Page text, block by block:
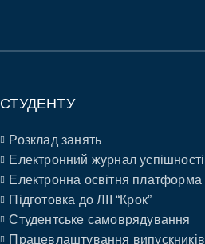
СТУДЕНТУ
Розклад занять
Електронний журнал успішності
Електронна освітня платформа
Підготовка до ЛІІ “Крок”
Студентське самоврядування
Працевлаштування випускників